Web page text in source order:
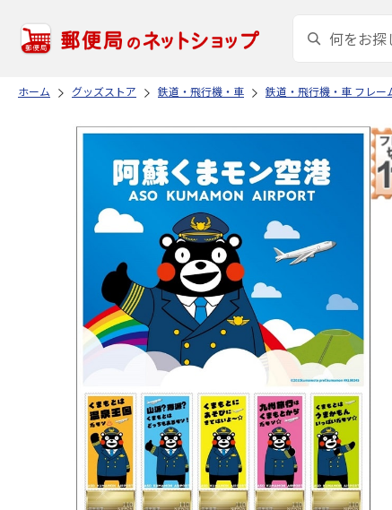
ホーム グッズストア 鉄道・飛行機・車 鉄道・飛行機・車 フレー